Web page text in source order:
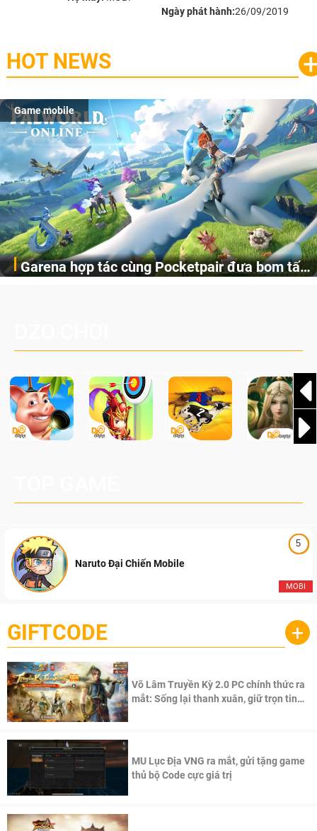
Ngày phát hành:26/09/2019
HOT NEWS
Game mobile
Garena hợp tác cùng Pocketpair đưa bom tấn
5
MOBI
Naruto Đại Chiến Mobile
GIFTCODE +
Võ Lâm Truyền Kỳ 2.0 PC chính thức ra
mắt: Sống lại thanh xuân, giữ trọn tinh
MU Lục Địa VNG ra mắt, gửi tặng game
thủ bộ Code cực giá trị